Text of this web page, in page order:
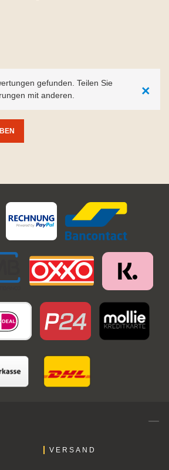
gefunden. Teilen Sie
mit anderen.
×
VERSAND